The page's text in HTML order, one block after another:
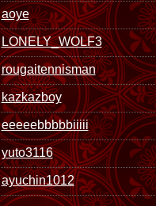
aoye
LONELY_WOLF3
rougaitennisman
kazkazboy
eeeeebbbbbiiiii
yuto3116
ayuchin1012